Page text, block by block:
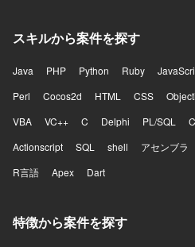
スキルから案件を探す
Java PHP Python Ruby
Perl
Cocos2d HTML CSS
VBA
VC++ C Delphi PL/SQL
Actionscript
SQL shell アセンブラ
R言語
Apex Dart
特徴から案件を探す